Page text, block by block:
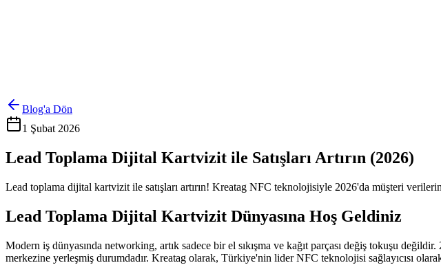
Blog'a Dön
1 Şubat 2026
Lead Toplama Dijital Kartvizit ile Satışları Artırın (2026)
Lead toplama dijital kartvizit ile satışları artırın! Kreatag NFC teknolojisiyle 2026'da müşteri
Lead Toplama Dijital Kartvizit Dünyasına Hoş Geldiniz
Modern iş dünyasında networking, artık sadece bir el sıkışma ve kağıt parçası değiş tokuşu değildir.
merkezine yerleşmiş durumdadır. Kreatag olarak, Türkiye'nin lider NFC teknolojisi sağlayıcısı